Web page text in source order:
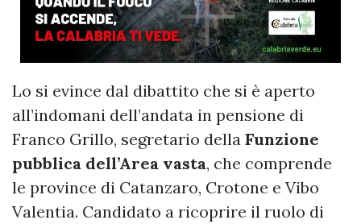
Lo si evince dal dibattito che si è aperto
all’indomani dell’andata in pensione di
Franco Grillo, segretario della Funzione
pubblica dell’Area vasta, che comprende
le province di Catanzaro, Crotone e Vibo
Valentia. Candidato a ricoprire il ruolo di